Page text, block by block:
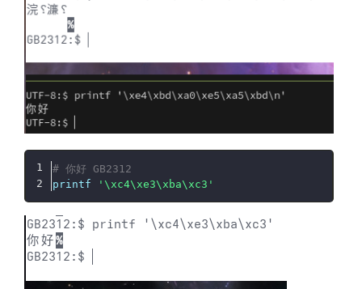
# 你好 GB2312
printf
'\xc4\xe3\xba\xc3'